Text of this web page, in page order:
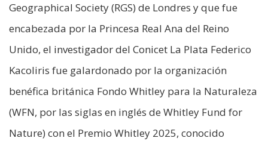
Geographical Society (RGS) de Londres y que fue
encabezada por la Princesa Real Ana del Reino
Unido, el investigador del Conicet La Plata Federico
Kacoliris fue galardonado por la organización
benéfica británica Fondo Whitley para la Naturaleza
(WFN, por las siglas en inglés de Whitley Fund for
Nature) con el Premio Whitley 2025, conocido